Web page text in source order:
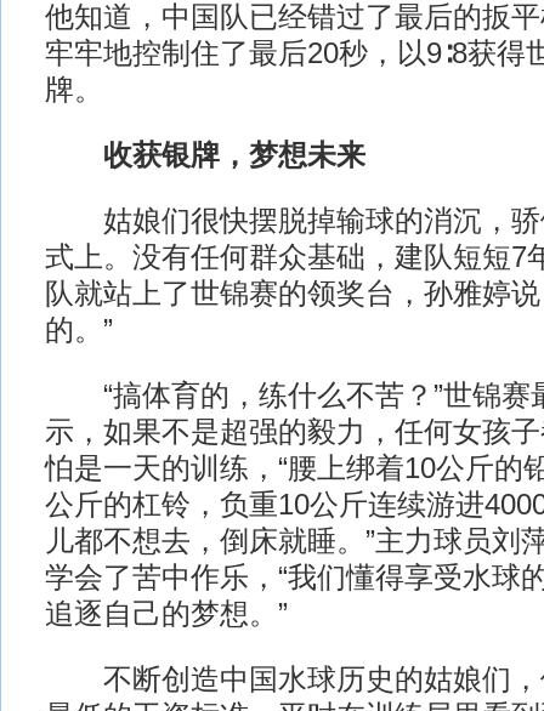
他知道，中国队已经错过了最后的扳
牢牢地控制住了最后20秒，以9∶8获得
牌。
收获银牌，梦想未来
姑娘们很快摆脱掉输球的消沉，骄
式上。没有任何群众基础，建队短短7
队就站上了世锦赛的领奖台，孙雅婷
的。”
“搞体育的，练什么不苦？”世锦赛
示，如果不是超强的毅力，任何女孩
怕是一天的训练，“腰上绑着10公斤的
公斤的杠铃，负重10公斤连续游进
儿都不想去，倒床就睡。”主力球员刘
学会了苦中作乐，“我们懂得享受水球
追逐自己的梦想。”
不断创造中国水球历史的姑娘们，